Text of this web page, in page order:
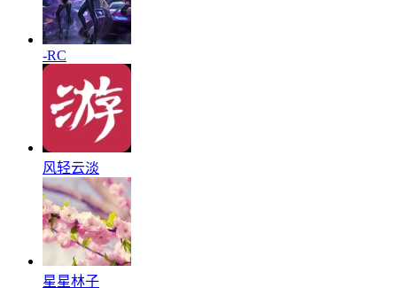
-RC
风轻云淡
星星林子